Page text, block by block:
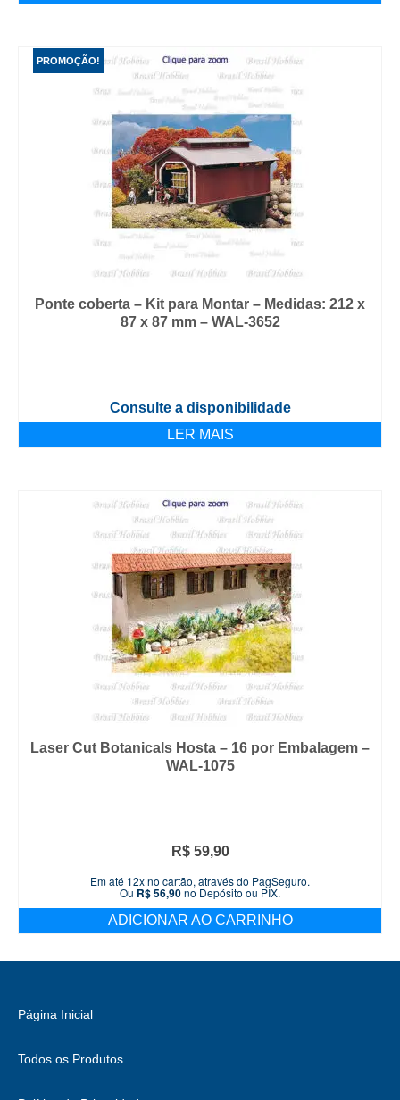
PROMOÇÃO!
Ponte coberta – Kit para Montar – Medidas: 212 x
87 x 87 mm – WAL-3652
Consulte a disponibilidade
LER MAIS
Laser Cut Botanicals Hosta – 16 por Embalagem –
WAL-1075
R$59,90
Em até 12x no cartão, através do PagSeguro.
Ou R$56,90no Depósito ou PIX.
ADICIONAR AO CARRINHO
Página Inicial
Todos os Produtos